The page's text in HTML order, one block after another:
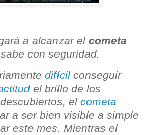
a alcanzar el cometa
con seguridad.
difícil conseguir
el brillo de los
el cometa
a ser bien visible a simple
este mes. Mientras el